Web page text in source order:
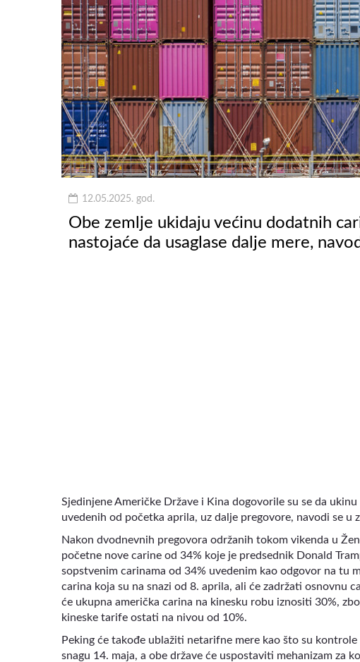
12.05.2025. god.
Obe zemlje ukidaju većinu dodatnih
nastojaće da usaglase dalje mere,
Sjedinjene Američke Države i Kina dogovorile su se da
uvedenih od početka aprila, uz dalje pregovore, navodi se
Nakon dvodnevnih pregovora održanih tokom vikenda u
početne nove carine od 34% koje je predsednik Donald
sopstvenim carinama od 34% uvedenim kao odgovor na tu
carina koja su na snazi od 8. aprila, ali će zadržati osnovnu
će ukupna američka carina na kinesku robu iznositi 30%,
kineske tarife ostati na nivou od 10%.
Peking će takođe ublažiti netarifne mere kao što su
snagu 14. maja, a obe države će uspostaviti mehanizam za